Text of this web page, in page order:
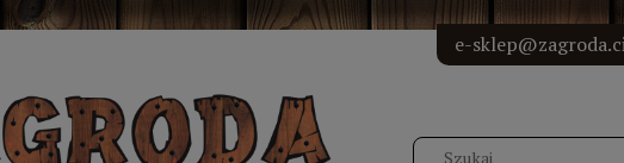
e-
<!--
<!--
<!--
<!--